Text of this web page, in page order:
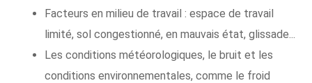
Facteurs en milieu de travail : espace de travail
limité, sol congestionné, en mauvais état, glissade...
Les conditions météorologiques, le bruit et les
conditions environnementales, comme le froid